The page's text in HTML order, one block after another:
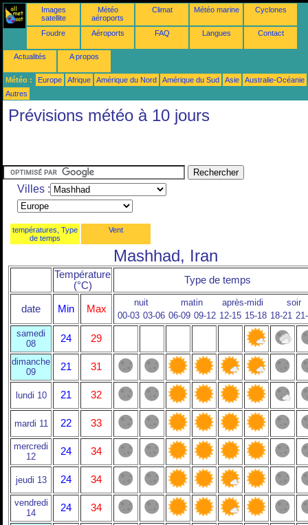
Images
satellite
Météo
aéroports
Climat Météo marine Cyclones
Foudre Aéroports FAQ Langues Contact
Actualités A propos
Météo : Europe Afrique Amérique du Nord Amérique du Sud Asie
Australie-Océanie
Autres
Prévisions météo à 10 jours
Villes :
températures, Type
de temps
Vent
Mashhad, Iran
Température
(°C)
Type de temps
date Min Max
nuit matin après-midi
soir
00-03 03-06 06-09 09-12 12-15 15-18 18-21
samedi
08
24 29
dimanche
09
21 31
lundi 10 21 32
mardi 11 22 33
mercredi
12
24 34
jeudi 13 24 34
vendredi
14
24 34